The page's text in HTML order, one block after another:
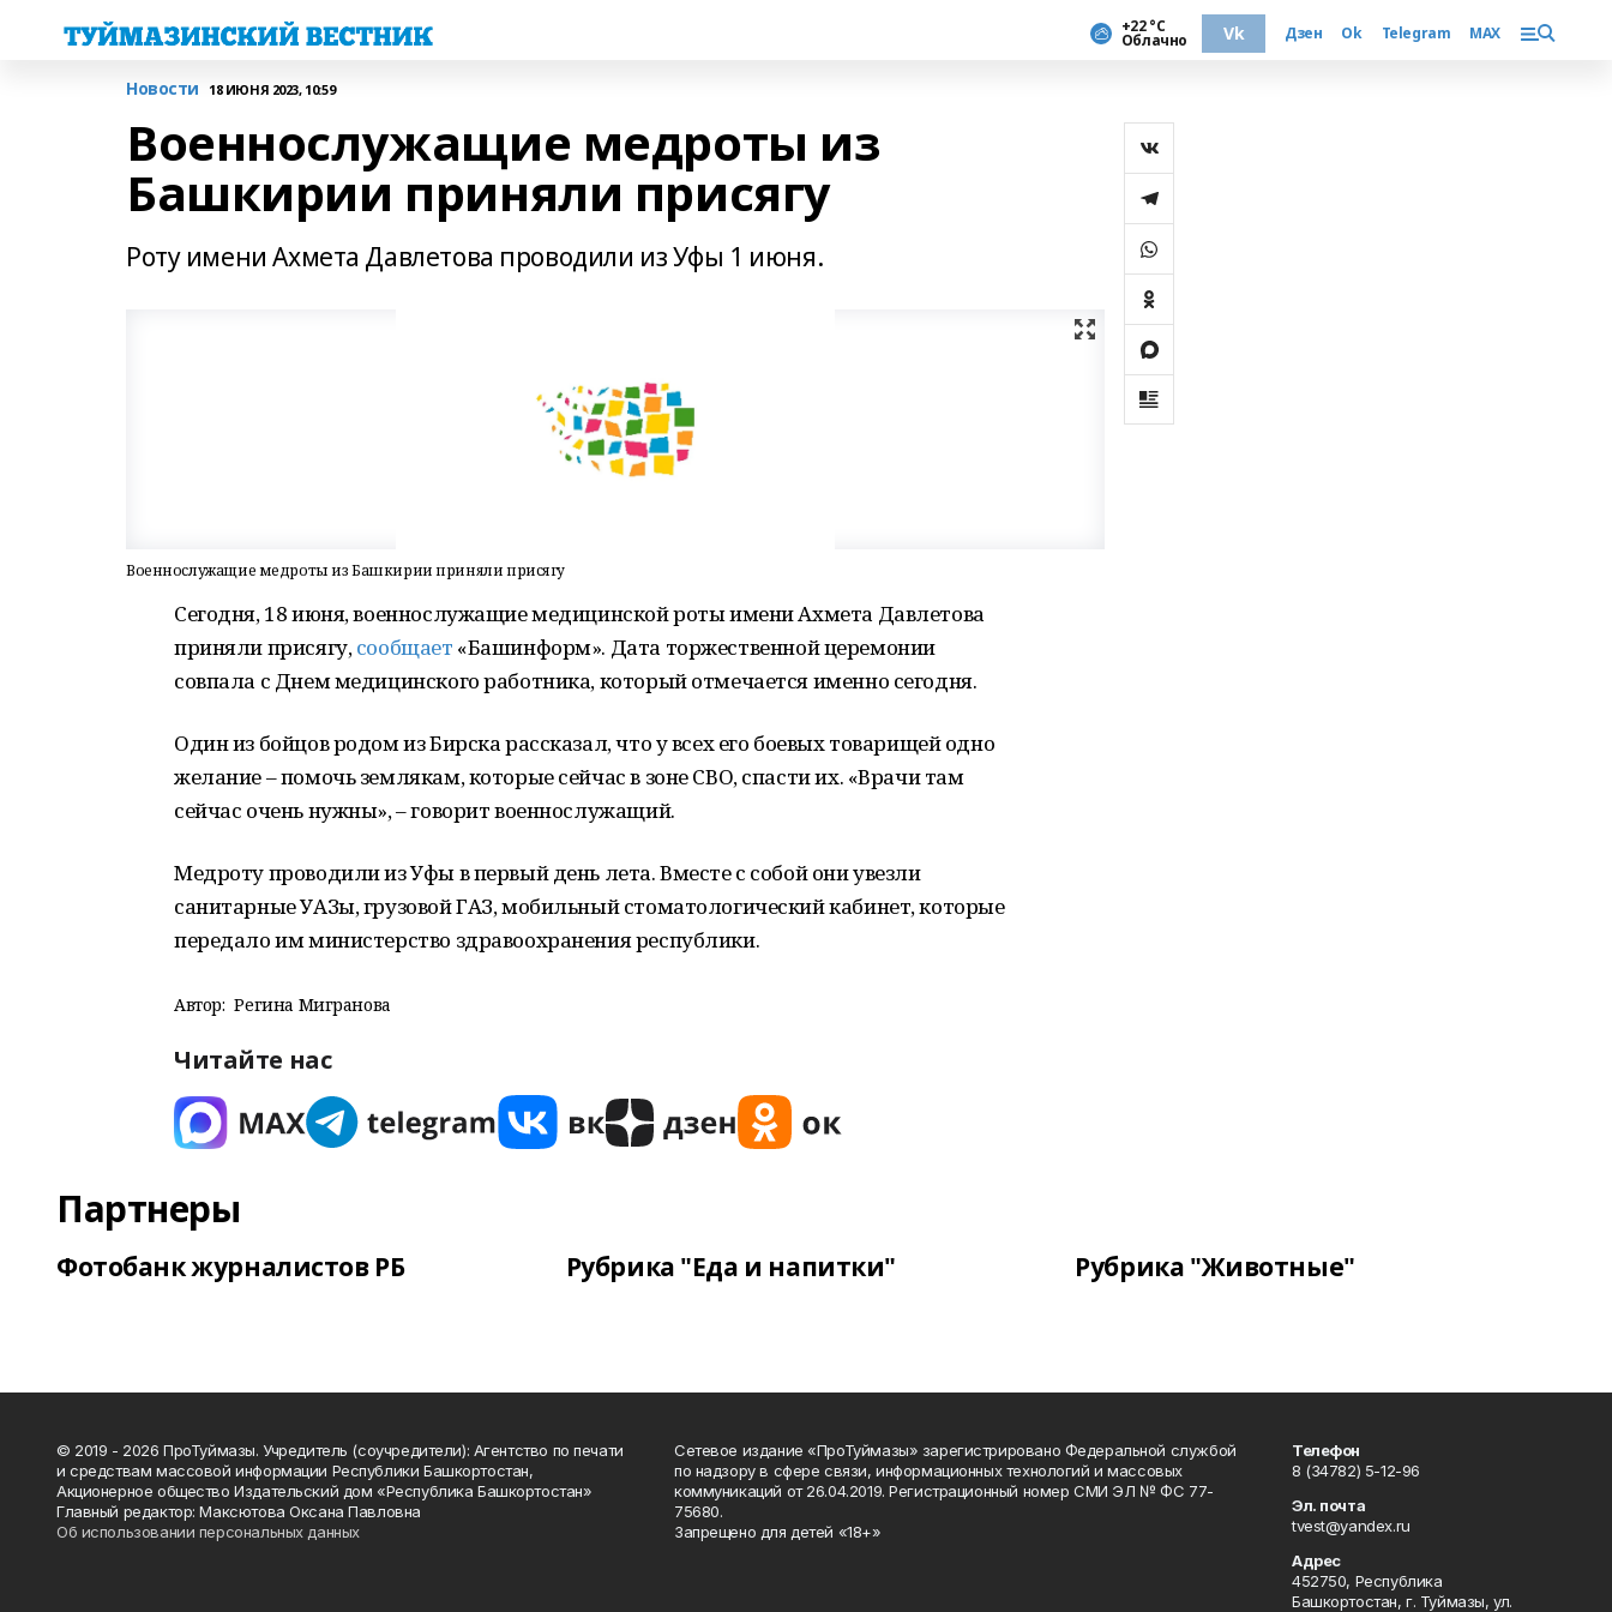
+22 °С
Облачно Vk Дзен Ok Telegram MAX
Новости 18 ИЮНЯ 2023, 10:59
Военнослужащие медроты из
Башкирии приняли присягу
Роту имени Ахмета Давлетова проводили из Уфы 1 июня.
Военнослужащие медроты из Башкирии приняли присягу
Сегодня, 18 июня, военнослужащие медицинской роты имени Ахмета Давлетова
приняли присягу,сообщает «Башинформ». Дата торжественной церемонии
совпала с Днем медицинского работника, который отмечается именно сегодня.
Один из бойцов родом из Бирска рассказал, что у всех его боевых товарищей одно
желание – помочь землякам, которые сейчас в зоне СВО, спасти их. «Врачи там
сейчас очень нужны», – говорит военнослужащий.
Медроту проводили из Уфы в первый день лета. Вместе с собой они увезли
санитарные УАЗы, грузовой ГАЗ, мобильный стоматологический кабинет, которые
передало им министерство здравоохранения республики.
Автор: Регина Мигранова
Читайте нас
Партнеры
Фотобанк журналистов РБ Рубрика "Еда и напитки" Рубрика "Животные"
© 2019 - 2026 ПроТуймазы. Учредитель (соучредители): Агентство по печати
и средствам массовой информации Республики Башкортостан,
Акционерное общество Издательский дом «Республика Башкортостан»
Главный редактор: Максютова Оксана Павловна
Об использовании персональных данных
Сетевое издание «ПроТуймазы» зарегистрировано Федеральной службой
по надзору в сфере связи, информационных технологий и массовых
коммуникаций от 26.04.2019. Регистрационный номер СМИ ЭЛ № ФС 77-
75680.
Запрещено для детей «18+»
Телефон
8 (34782) 5-12-96
Эл. почта
tvest@yandex.ru
Адрес
452750, Республика
Башкортостан, г. Туймазы, ул.